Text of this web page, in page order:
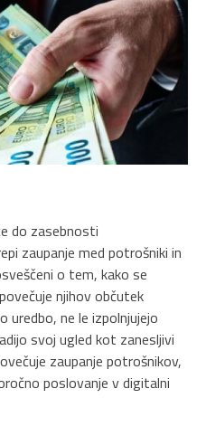
do zasebnosti
zaupanje med potrošniki in
o tem, kako se
njihov občutek
uredbo, ne le izpolnjujejo
svoj ugled kot zanesljivi
zaupanje potrošnikov,
poslovanje v digitalni